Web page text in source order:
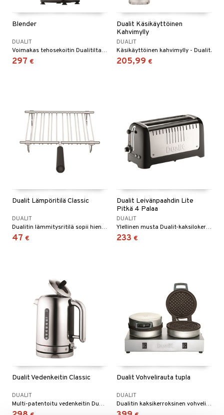
Blender
DUALIT
Voimakas tehosekoitin Dualitilta useilla nopeuksilla ja pulssitoiminnolla optimaalista kontrollia ja tulosta antamaan.
297 €
Dualit Käsikäyttöinen
Kahvimylly
DUALIT
Käsikäyttöinen kahvimylly - Dualit.
205,99 €
Dualit Lämpöritilä Classic
DUALIT
Dualitin lämmitysritilä sopii hienosti kaikkien Original- ja NewGen-leivänpaahtimien päälle sulatusta tai lämpimänä pitämistä varten.
47 €
Dualit Leivänpaahdin Lite
Pitkä 4 Palaa
DUALIT
Ylellinen musta Dualit-kaksilokeroinen leivänpaahdin, jossa yhdistyvät klassinen retrotyyli ja moderni teknologia; huippulaadukas leivänpaahdin.
233 €
Dualit Vedenkeitin Classic
DUALIT
Multi-patentoitu vedenkeitin Dualit Classicilta.
Dualit Vohvelirauta tupla
DUALIT
Dualitin kaksikerroksinen vohvelirauta on ihanteellinen pieneen kahvilaan tai niille, jotka haluavat tehdä paljon vohveleita kotona.
& Vihannesveitset